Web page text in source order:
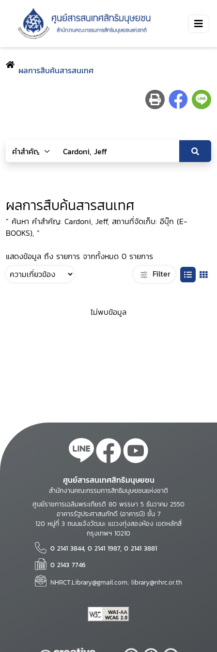
ผลการสืบค้นสารสนเทศ
ผลการสืบค้นสารสนเทศ
“ ค้นหา คำสำคัญ: Cardoni, Jeff, สถานที่จัดเก็บ: อีบุ๊ก (E-
BOOKS), ”
แสดงข้อมูล ถึง รายการ จากทั้งหมด 0 รายการ
Filter
ไม่พบข้อมูล
ศูนย์สารสนเทศสิทธิมนุษยชน
สำนักงานคณะกรรมการสิทธิมนุษยชนแห่งชาติ
ศูนย์ราชการเฉลิมพระเกียรติ 80 พรรษา 5 ธันวาคม 2550
อาคารรัฐประศาสนภักดี (อาคารบี) ชั้น 7
120 หมู่ที่ 3 ถนนแจ้งวัฒนะ แขวงทุ่งสองห้อง เขตหลักสี่
กรุงเทพฯ 10210
0 2141 3844, 0 2141 1987, 0 2141 3881
0 2143 7746
NHRCT.Library@gmail.com; library@nhrc.or.th